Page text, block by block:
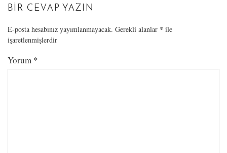
BIR CEVAP YAZIN
E-posta hesabınız yayımlanmayacak. Gerekli alanlar * ile
işaretlenmişlerdir
Yorum *